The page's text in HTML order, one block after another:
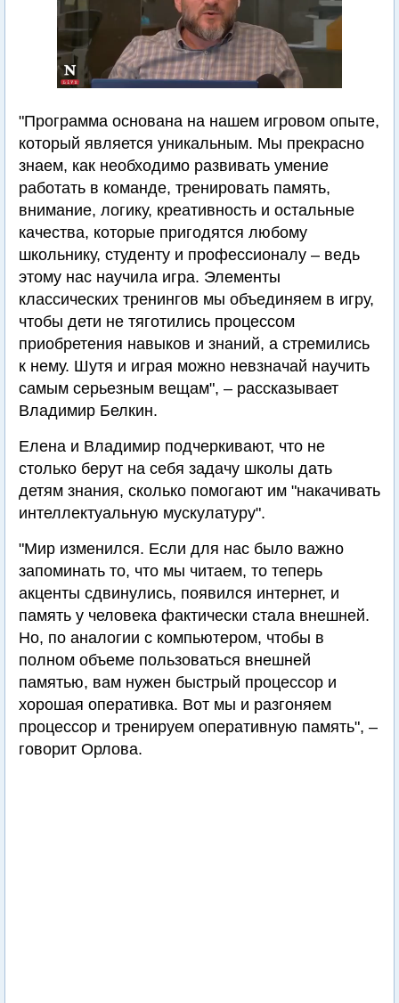
"Программа основана на нашем игровом опыте,
который является уникальным. Мы прекрасно
знаем, как необходимо развивать умение
работать в команде, тренировать память,
внимание, логику, креативность и остальные
качества, которые пригодятся любому
школьнику, студенту и профессионалу – ведь
этому нас научила игра. Элементы
классических тренингов мы объединяем в игру,
чтобы дети не тяготились процессом
приобретения навыков и знаний, а стремились
к нему. Шутя и играя можно невзначай научить
самым серьезным вещам", – рассказывает
Владимир Белкин.
Елена и Владимир подчеркивают, что не
столько берут на себя задачу школы дать
детям знания, сколько помогают им "накачивать
интеллектуальную мускулатуру".
"Мир изменился. Если для нас было важно
запоминать то, что мы читаем, то теперь
акценты сдвинулись, появился интернет, и
память у человека фактически стала внешней.
Но, по аналогии с компьютером, чтобы в
полном объеме пользоваться внешней
памятью, вам нужен быстрый процессор и
хорошая оперативка. Вот мы и разгоняем
процессор и тренируем оперативную память", –
говорит Орлова.